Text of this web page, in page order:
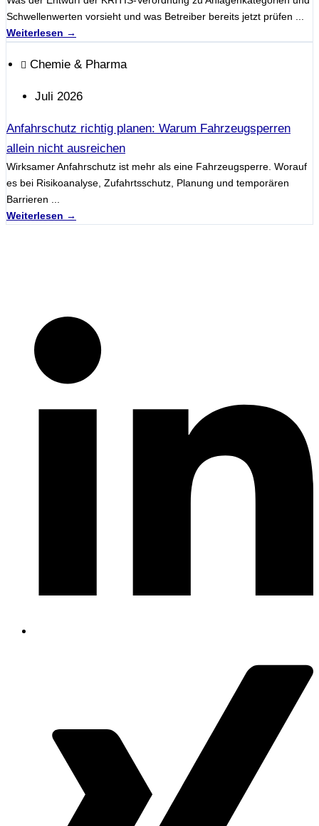
Schwellenwerten vorsieht und was Betreiber bereits jetzt prüfen ...
Weiterlesen →
Chemie & Pharma
Juli 2026
Anfahrschutz richtig planen: Warum Fahrzeugsperren
allein nicht ausreichen
Wirksamer Anfahrschutz ist mehr als eine Fahrzeugsperre. Worauf
es bei Risikoanalyse, Zufahrtsschutz, Planung und temporären
Barrieren ...
Weiterlesen →